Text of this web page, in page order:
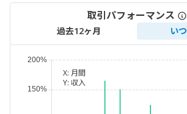
取引パフォーマンス
過去12ヶ月 い
X: 月間
Y: 収入